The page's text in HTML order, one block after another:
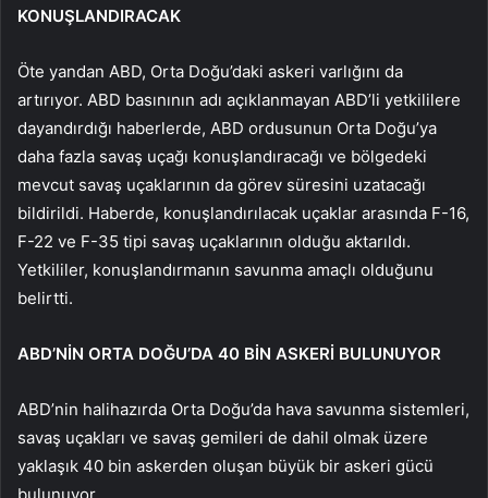
KONUŞLANDIRACAK
Öte yandan ABD, Orta Doğu’daki askeri varlığını da
artırıyor. ABD basınının adı açıklanmayan ABD’li yetkililere
dayandırdığı haberlerde, ABD ordusunun Orta Doğu’ya
daha fazla savaş uçağı konuşlandıracağı ve bölgedeki
mevcut savaş uçaklarının da görev süresini uzatacağı
bildirildi. Haberde, konuşlandırılacak uçaklar arasında F-16,
F-22 ve F-35 tipi savaş uçaklarının olduğu aktarıldı.
Yetkililer, konuşlandırmanın savunma amaçlı olduğunu
belirtti.
ABD’NİN ORTA DOĞU’DA 40 BİN ASKERİ BULUNUYOR
ABD’nin halihazırda Orta Doğu’da hava savunma sistemleri,
savaş uçakları ve savaş gemileri de dahil olmak üzere
yaklaşık 40 bin askerden oluşan büyük bir askeri gücü